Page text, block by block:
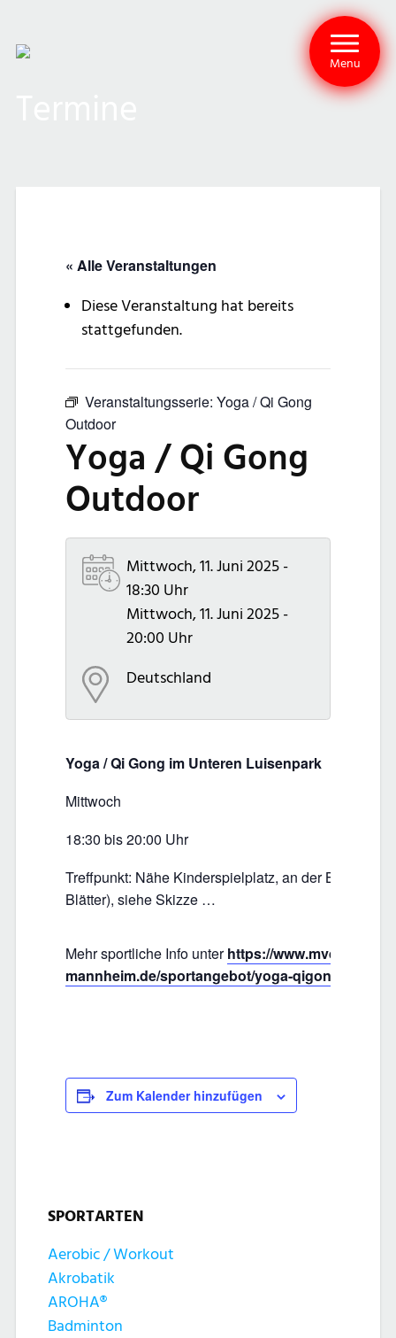
Menu
« Alle Veranstaltungen
Diese Veranstaltung hat bereits
stattgefunden.
Veranstaltungsserie: Yoga / Qi Gong
Outdoor
Yoga / Qi Gong
Outdoor
Mittwoch, 11. Juni 2025 -
18:30 Uhr
Mittwoch, 11. Juni 2025 -
20:00 Uhr
Deutschland
Yoga / Qi Gong im Unteren Luisenpark
Mittwoch
18:30 bis 20:00 Uhr
Treffpunkt: Nähe Kinderspielplatz, an der Blutbuche
Blätter), siehe Skizze …
Mehr sportliche Info unterhttps://www.mvd-
mannheim.de/sportangebot/yoga-qigong
Zum Kalender hinzufügen
SPORTARTEN
Aerobic / Workout
Akrobatik
AROHA®
Badminton